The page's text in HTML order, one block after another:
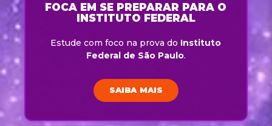
FOCA EM SE PREPARAR PARA O
INSTITUTO FEDERAL
Estude com foco na prova do Instituto
Federal de São Paulo.
SAIBA MAIS